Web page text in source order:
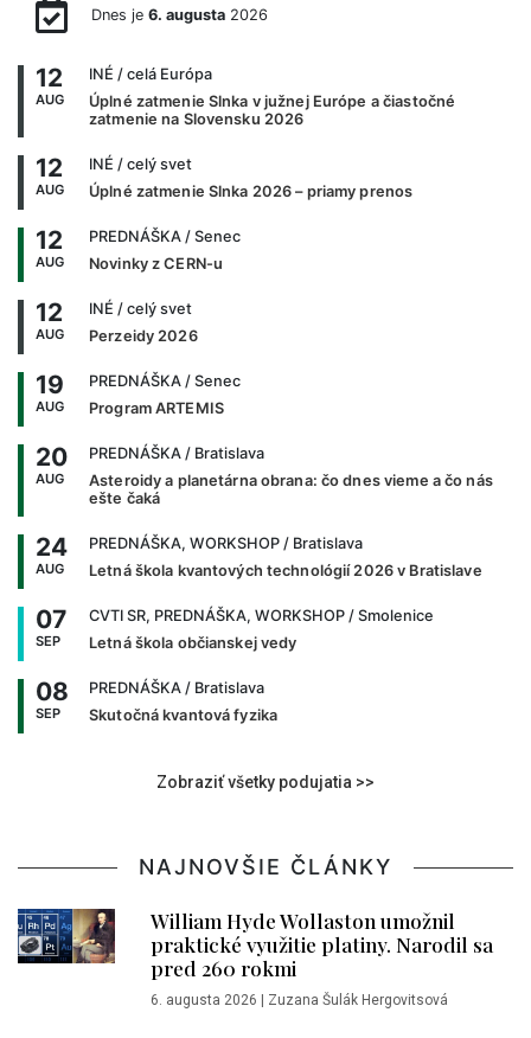
Dnes je 6. augusta2026
12
AUG
INÉ / celá Európa
Úplné zatmenie Slnka v južnej Európe a čiastočné
zatmenie na Slovensku 2026
12
AUG
INÉ / celý svet
Úplné zatmenie Slnka 2026 – priamy prenos
12
AUG
PREDNÁŠKA / Senec
Novinky z CERN-u
12
AUG
INÉ / celý svet
Perzeidy 2026
19
AUG
PREDNÁŠKA / Senec
Program ARTEMIS
20
AUG
PREDNÁŠKA / Bratislava
Asteroidy a planetárna obrana: čo dnes vieme a čo nás
ešte čaká
24
AUG
PREDNÁŠKA, WORKSHOP / Bratislava
Letná škola kvantových technológií 2026 v Bratislave
07
SEP
CVTI SR, PREDNÁŠKA, WORKSHOP / Smolenice
Letná škola občianskej vedy
08
SEP
PREDNÁŠKA / Bratislava
Skutočná kvantová fyzika
Zobraziť všetky podujatia >>
NAJNOVŠIE ČLÁNKY
William Hyde Wollaston umožnil
praktické využitie platiny. Narodil sa
pred 260 rokmi
6. augusta 2026 | Zuzana Šulák Hergovitsová